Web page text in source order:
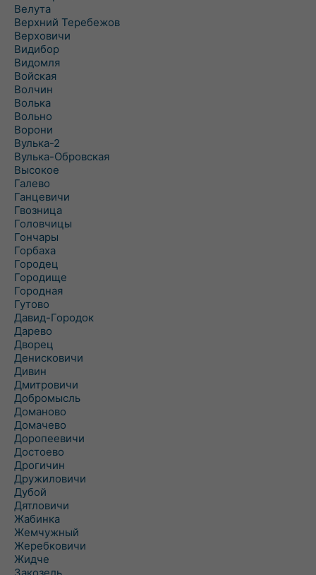
Велута
Верхний Теребежов
Верховичи
Видибор
Видомля
Войская
Волчин
Волька
Вольно
Ворони
Вулька-2
Вулька-Обровская
Высокое
Галево
Ганцевичи
Гвозница
Головчицы
Гончары
Горбаха
Городец
Городище
Городная
Гутово
Давид-Городок
Дарево
Дворец
Денисковичи
Дивин
Дмитровичи
Добромысль
Доманово
Домачево
Доропеевичи
Достоево
Дрогичин
Дружиловичи
Дубой
Дятловичи
Жабинка
Жемчужный
Жеребковичи
Жидче